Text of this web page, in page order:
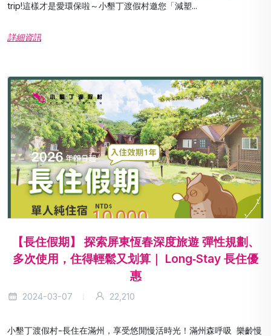
trip!這樣才是愛環保啦～小墾丁渡假村邀您「減塑...
詳細資訊
【長住假期】 探索屏東恆春深度旅遊 彈性規劃、
多次使用，住得輕鬆又划算｜ Long‑Stay 長住優
惠
2024-03-07 22,210
小墾丁渡假村-長住在滿州，享受悠閒慢活時光！滿州森呼吸 樂齡慢